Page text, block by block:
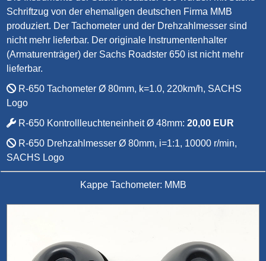
Schriftzug von der ehemaligen deutschen Firma MMB
produziert. Der Tachometer und der Drehzahlmesser sind
nicht mehr lieferbar. Der originale Instrumentenhalter
(Armaturenträger) der Sachs Roadster 650 ist nicht mehr
lieferbar.
R-650 Tachometer Ø 80mm, k=1.0, 220km/h, SACHS
Logo
R-650 Kontrollleuchteneinheit Ø 48mm: 20,00 EUR
R-650 Drehzahlmesser Ø 80mm, i=1:1, 10000 r/min,
SACHS Logo
Kappe Tachometer: MMB